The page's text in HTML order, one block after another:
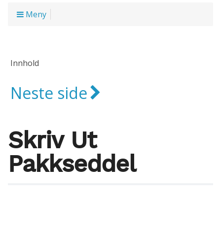
Meny
Innhold
Neste side
Skriv Ut
Pakkseddel